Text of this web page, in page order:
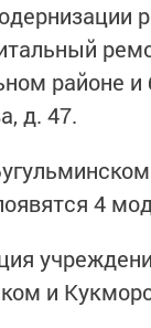
районе и
д. 47.
4
и